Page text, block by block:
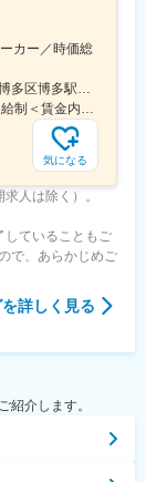
カー／時価総
＜勤務地詳細＞福岡営業所住所： 福岡県福岡市博多区博多駅東1-18-33 博多イーストテラス受動喫煙対策：屋内全面禁煙変更の範囲：会社の定める事業所
＜予定年収＞630万円～700万円＜賃金形態＞月給制＜賃金内訳＞月額（基本給）：279,000円～281,000円＜月給＞279,000円～281,000円＜昇給有無＞有＜残業手当＞有＜給与補足＞上記は入社初年度の想定年収です。※月給の金額とは別で、残業代、業績賞与支給有り※賞与：年4回、昇給：年1～2回※経験・能力等を考慮の上、同社規定により待遇を決定します※年収は会社業績によって変動することがあります賃金はあくまでも目安の金額であり、選考を通じて上下する可能性があります。月給(月額)は固定手当を含めた表記です。
気になる
人は除く）。
していることもご
で、あらかじめご
詳しく見る
紹介します。